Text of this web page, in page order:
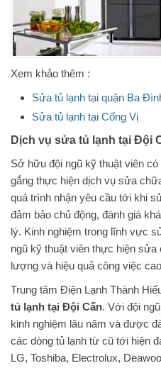
Xem khảo thêm :
Sửa tủ lạnh tại quận Ba
Sửa tủ lạnh tại Cống Vị
Dịch vụ sửa tủ lạnh tại Đội
Sở hữu đội ngũ kỹ thuật viên
gắng thực hiện dịch vụ sửa
quá trình nhận yêu cầu tới khi
đảm bảo chủ động, đánh giá
lý. Kinh nghiệm trong lĩnh vực
ngũ kỹ thuật viên thực hiện
lượng và hiệu quả công việc
Trung tâm Điện Lạnh Thành
tủ lạnh tại Đội Cấn. Với đội
kinh nghiệm lâu năm và được
các dòng tủ lạnh từ cũ tới hiện
LG, Toshiba, Electrolux,